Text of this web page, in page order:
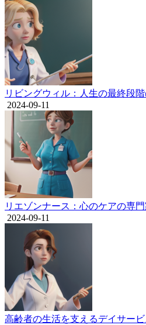
リビングウィル：人生の最終段
2024-09-11
リエゾンナース：心のケアの専
2024-09-11
高齢者の生活を支えるデイサービ